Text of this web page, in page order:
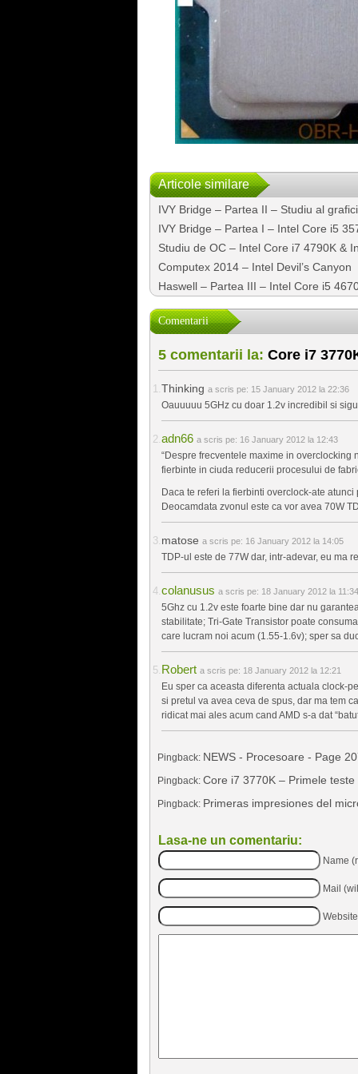
Articole similare
IVY Bridge – Partea II – Studiu al
IVY Bridge – Partea I – Intel Core i5
Studiu de OC – Intel Core i7 4790K &
Computex 2014 – Intel Devil’s Canyon
Haswell – Partea III – Intel Core i5
Comentarii
5 comentarii la: Core i7
Thinking a scris pe: 15 January 2012 la 22:36
Oauuuuu 5GHz cu doar 1.2v incredibil si
adn66 a scris pe: 16 January 2012 la 12:43
“Despre frecventele maxime in overclocking
fierbinte in ciuda reducerii procesului de
Daca te referi la fierbinti overclock-ate atunci
Deocamdata zvonul este ca vor avea 70W
matose a scris pe: 16 January 2012 la 14:05
TDP-ul este de 77W dar, intr-adevar, eu ma
colanusus a scris pe: 18 January 2012 la 11:34
5Ghz cu 1.2v este foarte bine dar nu
stabilitate; Tri-Gate Transistor poate
care lucram noi acum (1.55-1.6v); sper sa
Robert a scris pe: 18 January 2012 la 12:21
Eu sper ca aceasta diferenta actuala clock-
si pretul va avea ceva de spus, dar ma tem
ridicat mai ales acum cand AMD s-a dat
Pingback: NEWS - Procesoare - Page
Pingback: Core i7 3770K – Primele teste
Pingback: Primeras impresiones del
Lasa-ne un comentariu:
Name
Mail
Website